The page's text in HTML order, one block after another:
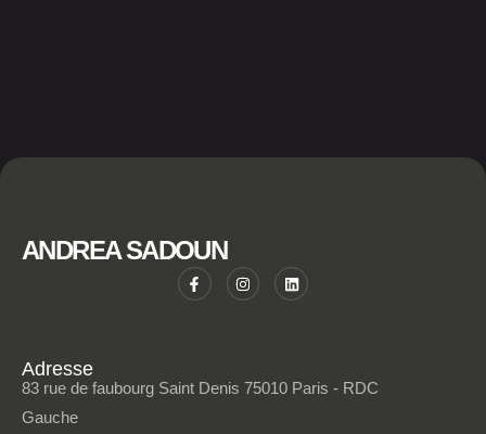
ANDREA SADOUN
Adresse
83 rue de faubourg Saint Denis 75010 Paris - RDC
Gauche